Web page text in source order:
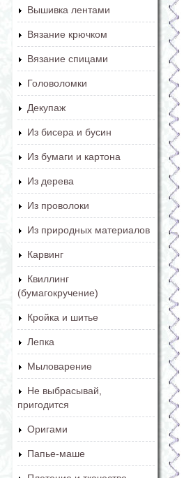
Вышивка лентами
Вязание крючком
Вязание спицами
Головоломки
Декупаж
Из бисера и бусин
Из бумаги и картона
Из дерева
Из проволоки
Из природных материалов
Карвинг
Квиллинг
(бумагокручение)
Кройка и шитье
Лепка
Мыловарение
Не выбрасывай,
пригодится
Оригами
Папье-маше